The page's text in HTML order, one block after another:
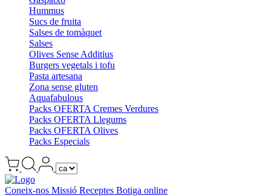
Hummus
Sucs de fruita
Salses de tomàquet
Salses
Olives Sense Additius
Burgers vegetals i tofu
Pasta artesana
Zona sense gluten
Aquafabulous
Packs OFERTA Cremes Verdures
Packs OFERTA Llegums
Packs OFERTA Olives
Packs Especials
Coneix-nos Missió Receptes Botiga online